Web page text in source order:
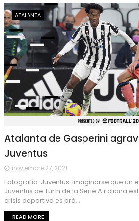
ATALANTA
Atalanta de Gasperini
Juventus
noviembre 27, 2021
Fotografía: Juventus Imaginarse que un
Juventus de Turín de la Serie A italiana
crisis deportiva es prá...
READ MORE